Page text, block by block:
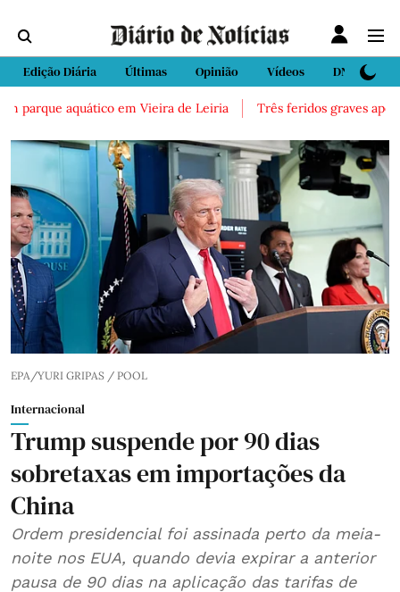
Edição Diária Últimas Opinião Vídeos DN Sport
aquático em Vieira de Leiria Três feridos graves após
EPA/YURI GRIPAS / POOL
Internacional
Trump suspende por 90 dias
sobretaxas em importações da
China
Ordem presidencial foi assinada perto da meia-
noite nos EUA, quando devia expirar a anterior
pausa de 90 dias na aplicação das tarifas de